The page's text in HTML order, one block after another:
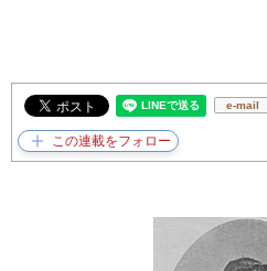
e-mail